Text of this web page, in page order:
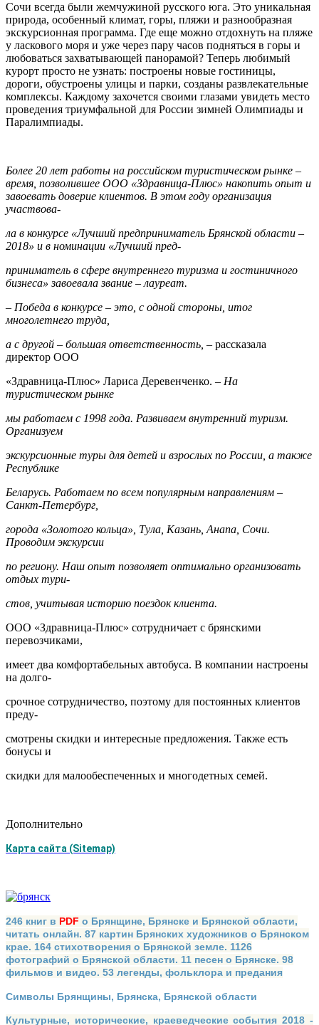
Сочи всегда были жемчужиной русского юга. Это уникальная
природа, особенный климат, горы, пляжи и разнообразная
экс­курсионная программа. Где еще можно отдохнуть на пляже
у ла­скового моря и уже через пару часов подняться в горы и
любовать­ся захватывающей панорамой? Теперь любимый
курорт просто не узнать: построены новые гостиницы,
дороги, обустроены улицы и парки, созданы развлекательные
комплексы. Каждому захочет­ся своими глазами увидеть место
проведения триумфальной для России зимней Олимпиады и
Паралимпиады.
Более 20 лет работы на российском туристическом рынке –
время, позволившее ООО «Здравница-Плюс» накопить опыт и
завоевать доверие клиентов. В этом году организация
участвова-
ла в конкурсе «Лучший предприниматель Брянской области –
2018» и в номинации «Лучший пред-
приниматель в сфере внутреннего туризма и гостиничного
бизнеса» завоевала звание – лауреат.
– Победа в конкурсе – это, с одной стороны, итог
многолетнего труда,
а с другой – большая ответственность, – рассказала
директор ООО
«Здравница-Плюс» Лариса Деревенченко. – На
туристическом рынке
мы работаем с 1998 года. Развиваем внутренний туризм.
Организуем
экскурсионные туры для детей и взрослых по России, а также
Республике
Беларусь. Работаем по всем популярным направлениям –
Санкт-Петербург,
города «Золотого кольца», Тула, Казань, Анапа, Сочи.
Проводим экскурсии
по региону. Наш опыт позволяет оптимально организовать
отдых тури-
стов, учитывая историю поездок клиента.
ООО «Здравница-Плюс» сотрудничает с брянскими
перевозчиками,
имеет два комфортабельных автобуса. В компании настроены
на долго-
срочное сотрудничество, поэтому для постоянных клиентов
преду-
смотрены скидки и интересные предложения. Также есть
бонусы и
скидки для малообеспеченных и многодетных семей.
Дополнительно
Карта сайта (Sitemap)
246 книг в PDF о Брянщине, Брянске и Брянской области,
читать онлайн. 87 картин Брянских художников о Брянском
крае. 164 стихотворения о Брянской земле. 1126
фотографий о Брянской области. 11 песен о Брянске. 98
фильмов и видео. 53 легенды, фольклора и предания
Символы Брянщины, Брянска, Брянской области
Культурные, исторические, краеведческие события 2018 -